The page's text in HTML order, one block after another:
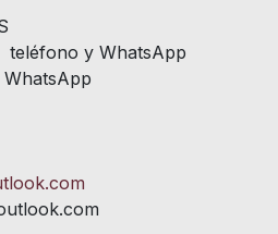
y WhatsApp